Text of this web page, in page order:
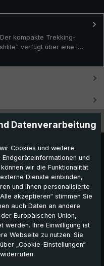
kompakte Trekking-
verfügt über eine i…
Datenverarbeitung
Cookies und weitere
und
wir die Funktionalität
Dienste einbinden,
und Ihnen personalisierte
akzeptieren“ stimmen Sie
auch Daten an andere
Europäischen Union,
Ihre Einwilligung ist
Webseite zu nutzen. Sie
„Cookie-Einstellungen“